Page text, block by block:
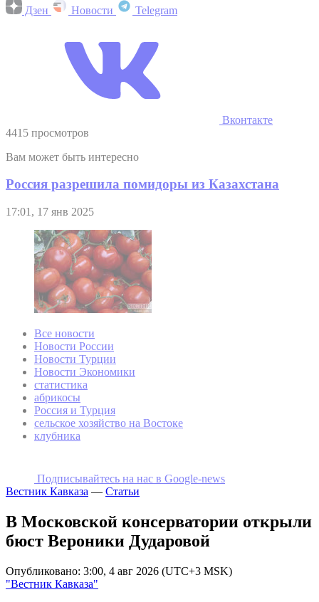
Дзен Новости Telegram
Вконтакте
4415 просмотров
Вам может быть интересно
Россия разрешила помидоры из Казахстана
17:01, 17 янв 2025
Все новости
Новости России
Новости Турции
Новости Экономики
статистика
абрикосы
Россия и Турция
сельское хозяйство на Востоке
клубника
Подписывайтесь на наc в Google-news
Вестник Кавказа — Статьи
В Московской консерватории открыли
бюст Вероники Дударовой
Опубликовано: 3:00, 4 авг 2026 (UTC+3 MSK)
"Вестник Кавказа"